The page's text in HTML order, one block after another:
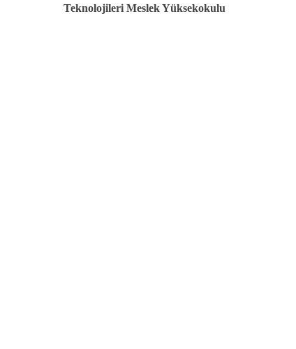
Teknolojileri Meslek Yüksekokulu